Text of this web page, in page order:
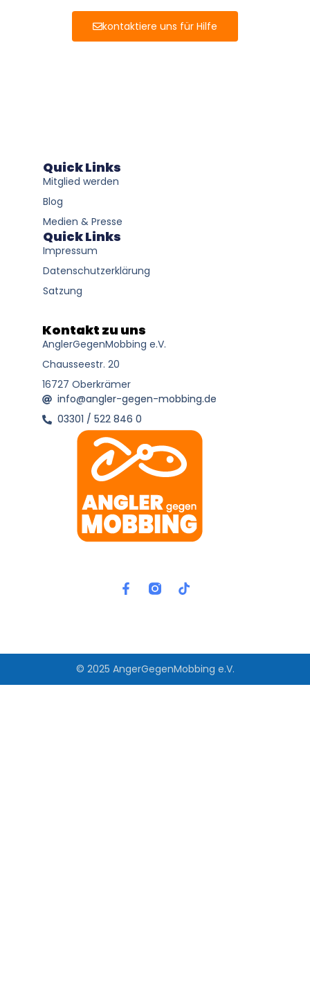
kontaktiere uns für Hilfe
Quick Links
Mitglied werden
Blog
Medien & Presse
Quick Links
Impressum
Datenschutzerklärung
Satzung
Kontakt zu uns
AnglerGegenMobbing e.V.
Chausseestr. 20
16727 Oberkrämer
info@angler-gegen-mobbing.de
03301 / 522 846 0
© 2025 AngerGegenMobbing e.V.